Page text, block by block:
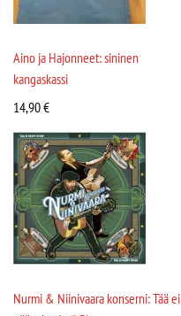
Aino ja Hajonneet: sininen
kangaskassi
14,90€
Nurmi & Niinivaara konserni: Tää ei